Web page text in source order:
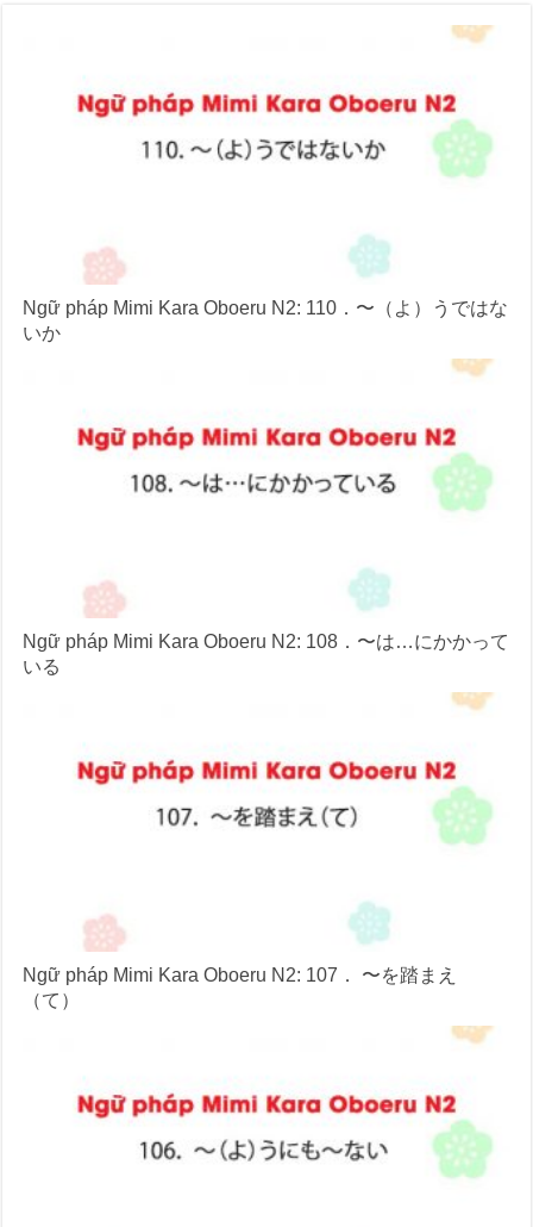
Ngữ pháp Mimi Kara Oboeru N2: 110．〜（よ）うではな
いか
Ngữ pháp Mimi Kara Oboeru N2: 108．〜は…にかかって
いる
Ngữ pháp Mimi Kara Oboeru N2: 107． 〜を踏まえ
（て）